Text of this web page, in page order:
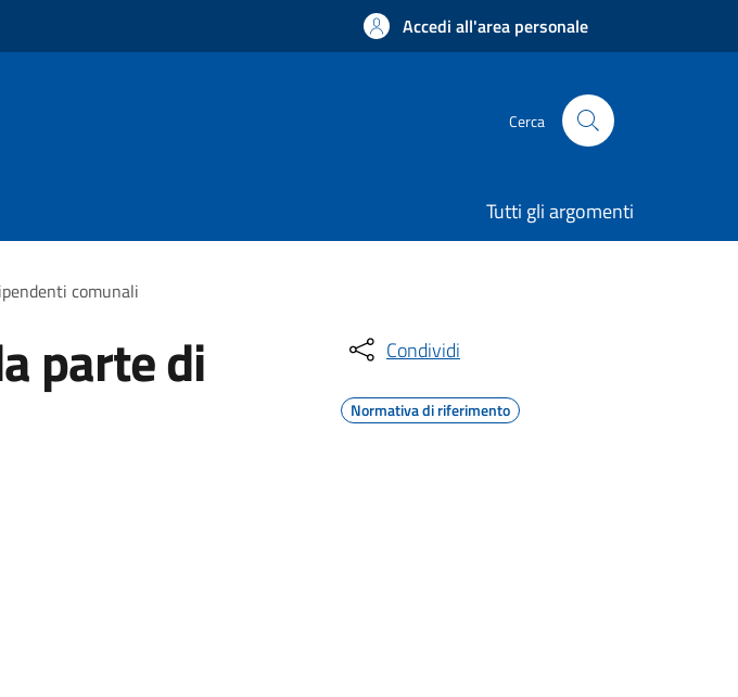
Accedi all'area personale
Cerca
Tutti gli argomenti
comunali
parte di Condividi
Normativa di riferimento